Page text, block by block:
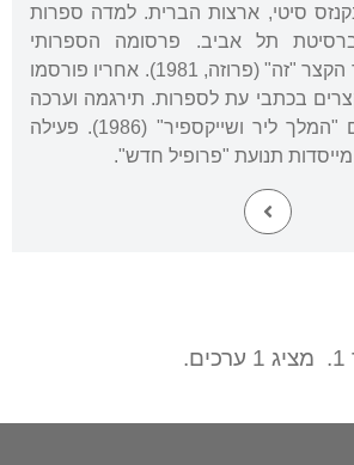
סיטי, ארצות הברית. למדה ספרות
תל אביב. פרסומה הספרותי
הראשון הוא הסיפור הקצר "זה" (פרוזה, 1981). אחריו פורסמו
בכתבי עת לספרות. תירגמה וערכה
את קובץ המאמרים "המלך ליר ושייקספיר" (1986). פעילה
תנועת "פרופיל חדש".
מציג 1 ערכים.